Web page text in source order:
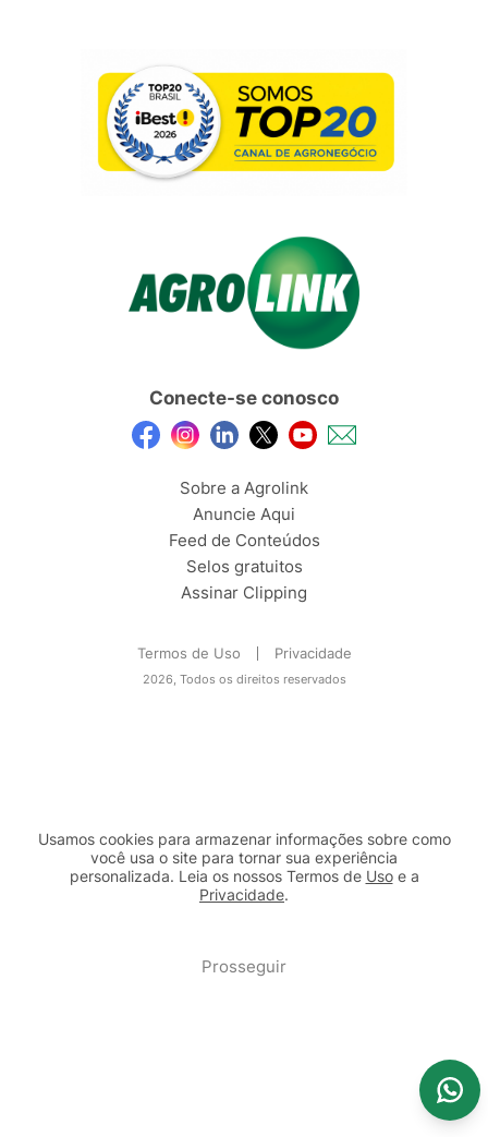
Conecte-se conosco
Sobre a Agrolink
Anuncie Aqui
Feed de Conteúdos
Selos gratuitos
Assinar Clipping
Termos de Uso Privacidade
2026, Todos os direitos reservados
Usamos cookies para armazenar informações sobre como
você usa o site para tornar sua experiência
personalizada. Leia os nossos Termos de Usoe a
Privacidade.
Prosseguir